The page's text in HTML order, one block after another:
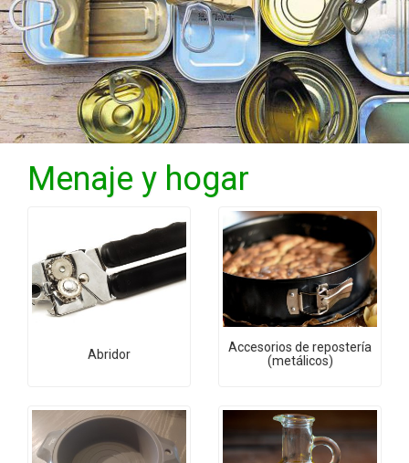
Menaje y hogar
Abridor
Accesorios de repostería
(metálicos)